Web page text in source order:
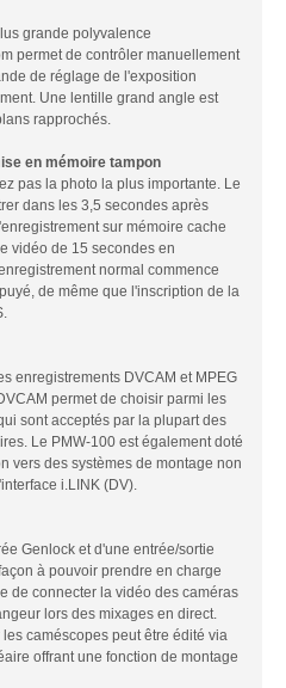
grande polyvalence
permet de contrôler manuellement
de réglage de l'exposition
Une lentille grand angle est
rapprochés.
en mémoire tampon
pas la photo la plus importante. Le
dans les 3,5 secondes après
sur mémoire cache
vidéo de 15 secondes en
normal commence
de même que l'inscription de la
enregistrements DVCAM et MPEG
permet de choisir parmi les
sont acceptés par la plupart des
Le PMW-100 est également doté
vers des systèmes de montage non
i.LINK (DV).
Genlock et d'une entrée/sortie
à pouvoir prendre en charge
de connecter la vidéo des caméras
lors des mixages en direct.
caméscopes peut être édité via
offrant une fonction de montage